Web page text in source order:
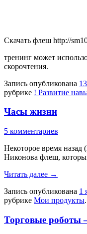
Скачать флеш http://
тренинг может
скорочтения.
Запись опубликована
рубрике ! Развитие
Часы жизни
5 комментариев
Некоторое время назад
Никонова флеш,
Читать далее →
Запись опубликована 1
рубрике Мои продукты.
Торговые роботы